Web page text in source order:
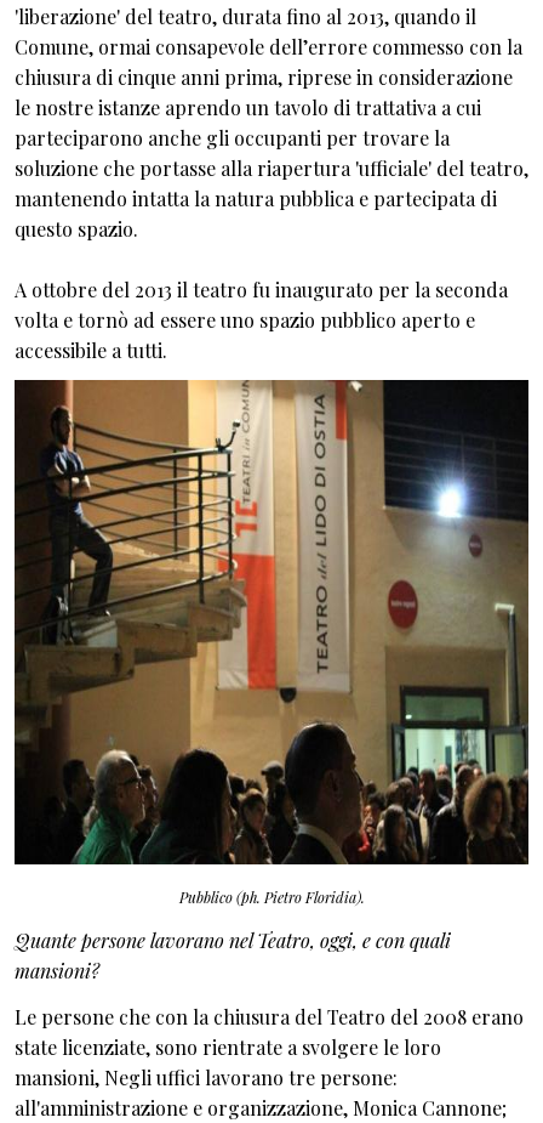
'liberazione' del teatro, durata fino al 2013, quando il
Comune, ormai consapevole dell’errore commesso con la
chiusura di cinque anni prima, riprese in considerazione
le nostre istanze aprendo un tavolo di trattativa a cui
parteciparono anche gli occupanti per trovare la
soluzione che portasse alla riapertura 'ufficiale' del teatro,
mantenendo intatta la natura pubblica e partecipata di
questo spazio.
A ottobre del 2013 il teatro fu inaugurato per la seconda
volta e tornò ad essere uno spazio pubblico aperto e
accessibile a tutti.
Pubblico (ph. Pietro Floridia).
Quante persone lavorano nel Teatro, oggi, e con quali
mansioni?
Le persone che con la chiusura del Teatro del 2008 erano
state licenziate, sono rientrate a svolgere le loro
mansioni, Negli uffici lavorano tre persone:
all'amministrazione e organizzazione, Monica Cannone;